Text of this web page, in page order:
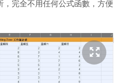
，完全不用任何公式函數，方便